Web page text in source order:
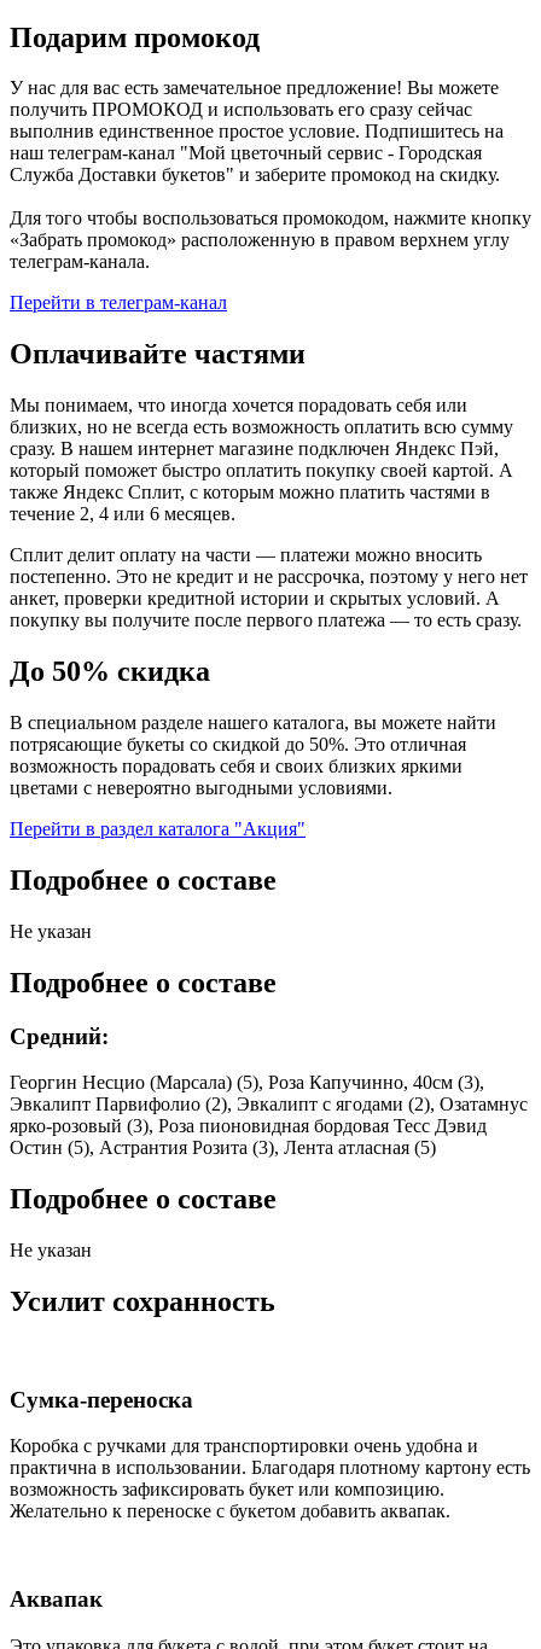
Подарим промокод
У нас для вас есть замечательное предложение! Вы можете
получить ПРОМОКОД и использовать его сразу сейчас
выполнив единственное простое условие. Подпишитесь на
наш телеграм-канал "Мой цветочный сервис - Городская
Служба Доставки букетов" и заберите промокод на скидку.
Для того чтобы воспользоваться промокодом, нажмите кнопку
«Забрать промокод» расположенную в правом верхнем углу
телеграм-канала.
Перейти в телеграм-канал
Оплачивайте частями
Мы понимаем, что иногда хочется порадовать себя или
близких, но не всегда есть возможность оплатить всю сумму
сразу. В нашем интернет магазине подключен Яндекс Пэй,
который поможет быстро оплатить покупку своей картой. А
также Яндекс Сплит, с которым можно платить частями в
течение 2, 4 или 6 месяцев.
Сплит делит оплату на части — платежи можно вносить
постепенно. Это не кредит и не рассрочка, поэтому у него нет
анкет, проверки кредитной истории и скрытых условий. А
покупку вы получите после первого платежа — то есть сразу.
До 50% скидка
В специальном разделе нашего каталога, вы можете найти
потрясающие букеты со скидкой до 50%. Это отличная
возможность порадовать себя и своих близких яркими
цветами с невероятно выгодными условиями.
Перейти в раздел каталога "Акция"
Подробнее о составе
Не указан
Подробнее о составе
Средний:
Георгин Несцио (Марсала) (5), Роза Капучинно, 40см (3),
Эвкалипт Парвифолио (2), Эвкалипт с ягодами (2), Озатамнус
ярко-розовый (3), Роза пионовидная бордовая Тесс Дэвид
Остин (5), Астрантия Розита (3), Лента атласная (5)
Подробнее о составе
Не указан
Усилит сохранность
Сумка-переноска
Коробка c ручками для транспортировки очень удобна и
практична в использовании. Благодаря плотному картону есть
возможность зафиксировать букет или композицию.
Желательно к переноске с букетом добавить аквапак.
Аквапак